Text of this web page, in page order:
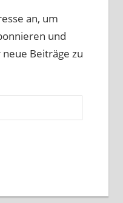
an, um
und
Beiträge zu